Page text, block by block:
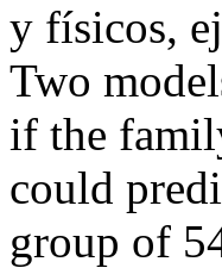
y físicos,
Two
if the
could
group of